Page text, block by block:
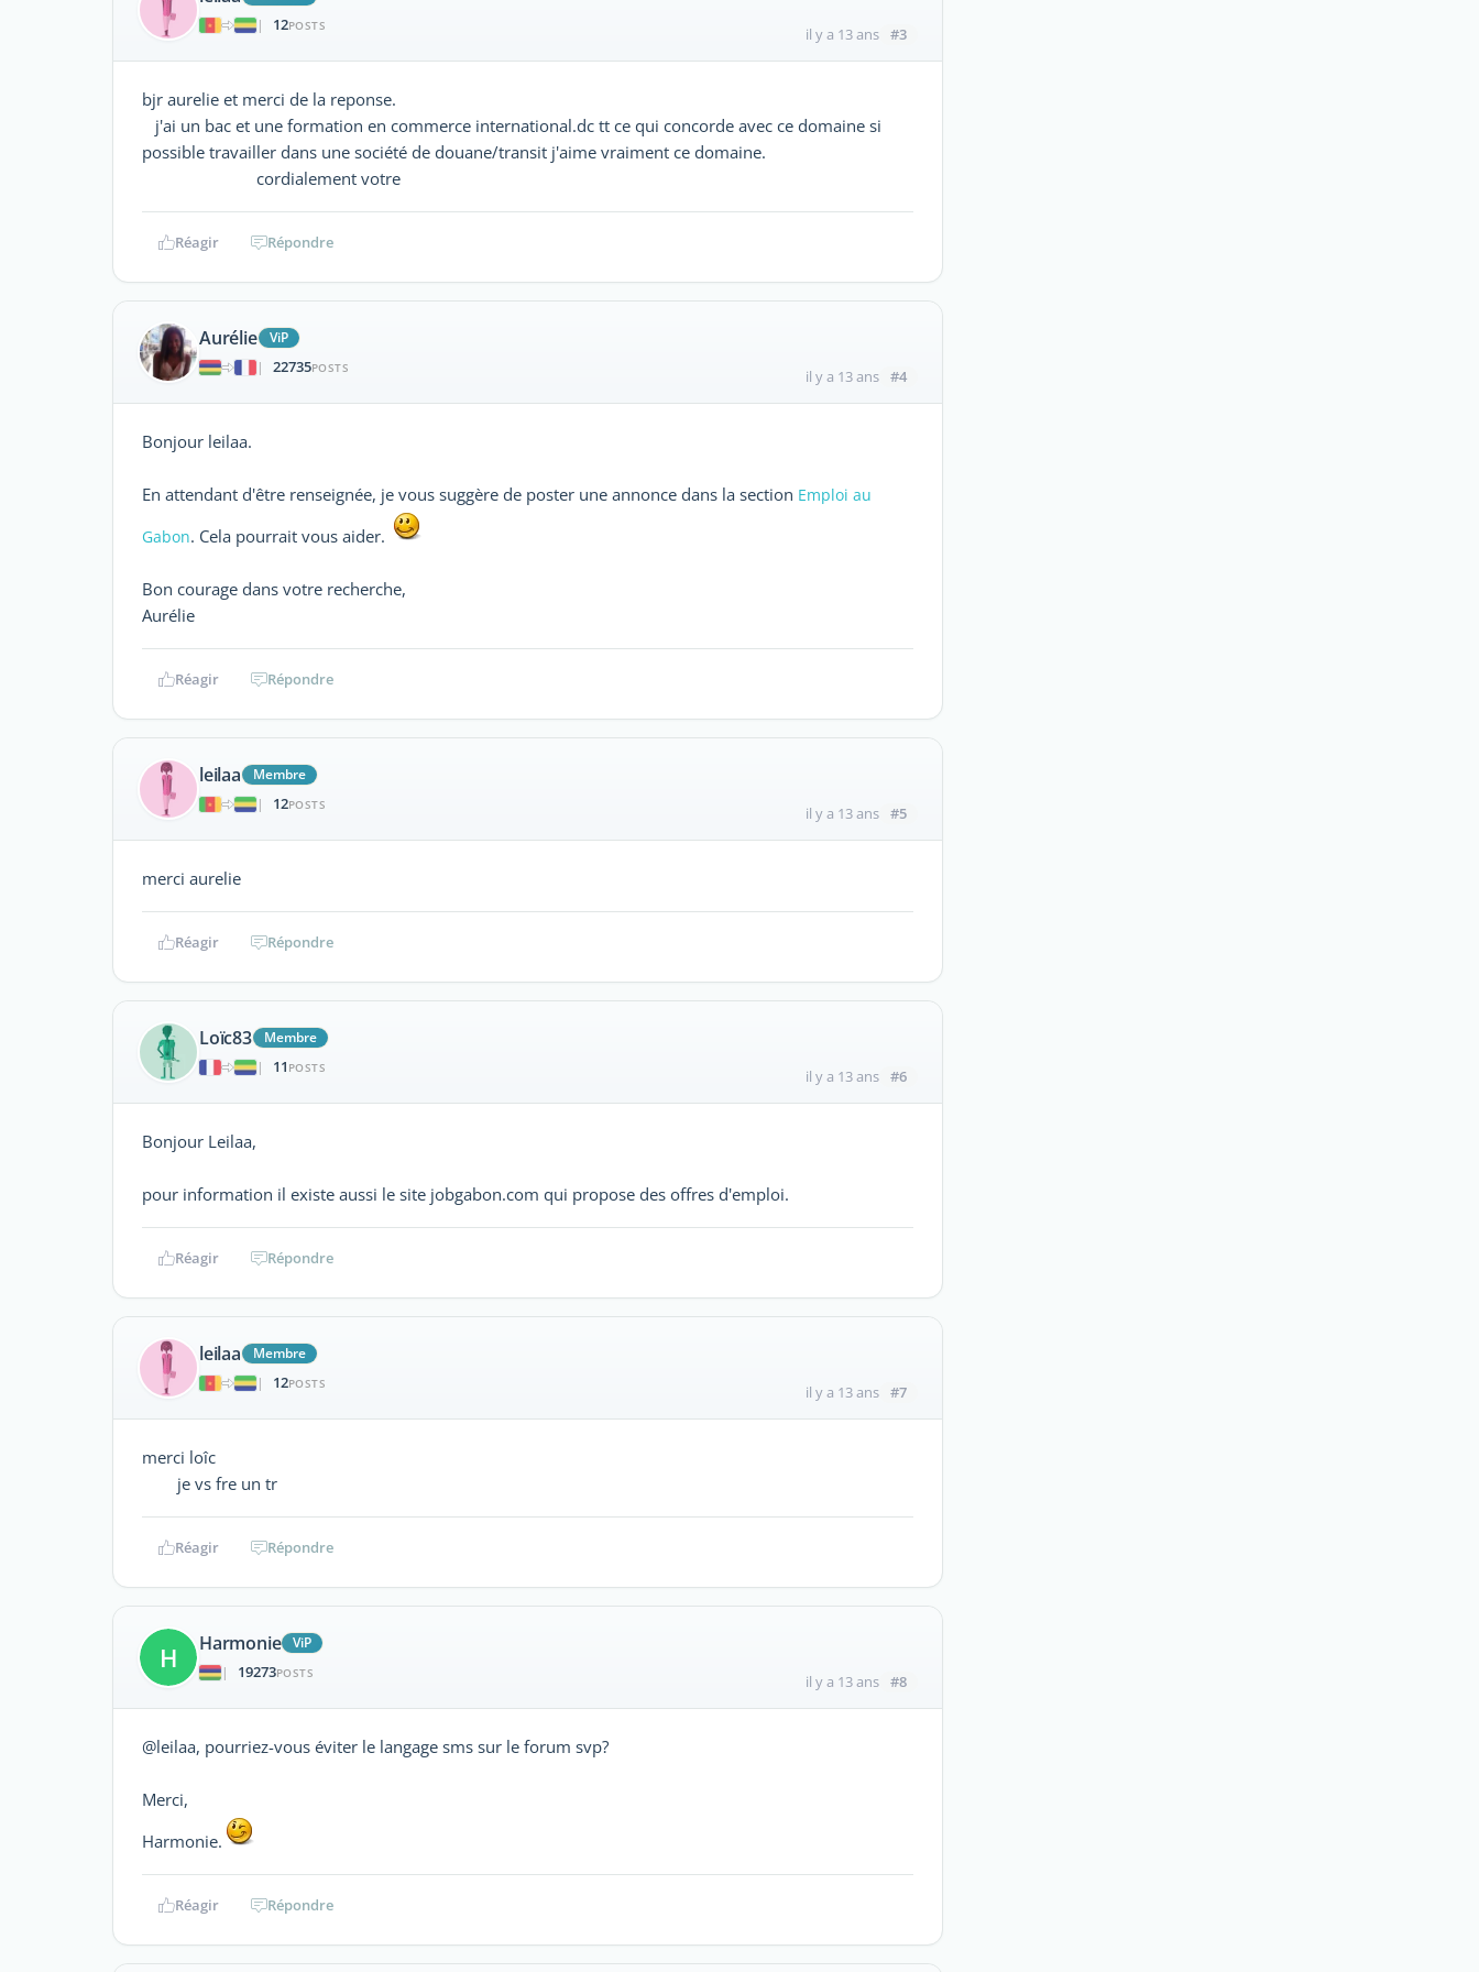
|
12POSTS il y a 13 ans #3
bjr aurelie et merci de la reponse.
j'ai un bac et une formation en commerce international.dc tt ce qui concorde avec ce domaine si
possible travailler dans une société de douane/transit j'aime vraiment ce domaine.
cordialement votre
Réagir Répondre
Aurélie
ViP
|
22735POSTS il y a 13 ans #4
Bonjour leilaa.
En attendant d'être renseignée, je vous suggère de poster une annonce dans la section Emploi au
Gabon. Cela pourrait vous aider.
Bon courage dans votre recherche,
Aurélie
Réagir Répondre
leilaa
Membre
|
12POSTS il y a 13 ans #5
merci aurelie
Réagir Répondre
Loïc83
Membre
|
11 POSTS il y a 13 ans #6
Bonjour Leilaa,
pour information il existe aussi le site jobgabon.com qui propose des offres d'emploi.
Réagir Répondre
leilaa
Membre
|
12POSTS il y a 13 ans #7
merci loîc
je vs fre un tr
Réagir Répondre
H Harmonie
ViP
|
19273POSTS il y a 13 ans #8
@leilaa, pourriez-vous éviter le langage sms sur le forum svp?
Merci,
Harmonie.
Réagir Répondre